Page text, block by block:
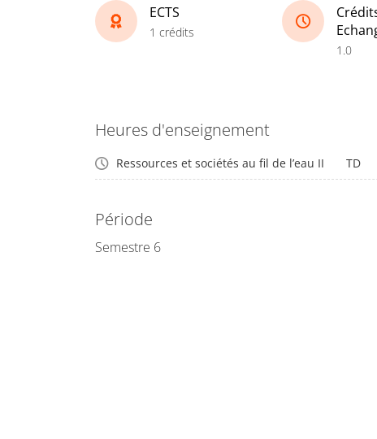
ECTS
1 crédits
1.0
Heures d'enseignement
Ressources et sociétés au fil de l’eau II TD
Période
Semestre 6